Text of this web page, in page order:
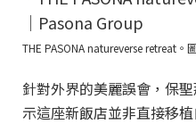
THE PASONA natureverse retreat
針對外界的美麗誤會，保
示這座新飯店並非直接移